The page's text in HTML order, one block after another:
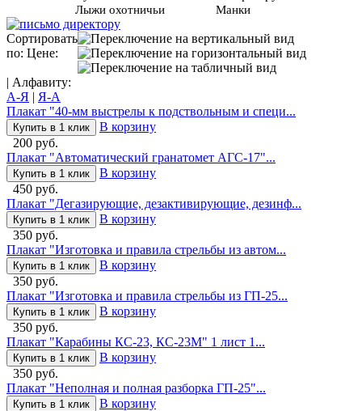
Лыжи охотничьи
Манки
Сортировать
по: Цене:
| Алфавиту:
А-Я | Я-А
Плакат "40-мм выстрелы к подствольным и специ...
Купить в 1 клик
В корзину
200 руб.
Плакат "Автоматический гранатомет АГС-17"...
Купить в 1 клик
В корзину
450 руб.
Плакат "Дегазирующие, дезактивирующие, дезинф...
Купить в 1 клик
В корзину
350 руб.
Плакат "Изготовка и правила стрельбы из автом...
Купить в 1 клик
В корзину
350 руб.
Плакат "Изготовка и правила стрельбы из ГП-25...
Купить в 1 клик
В корзину
350 руб.
Плакат "Карабины КС-23, КС-23М" 1 лист 1...
Купить в 1 клик
В корзину
350 руб.
Плакат "Неполная и полная разборка ГП-25"...
Купить в 1 клик
В корзину